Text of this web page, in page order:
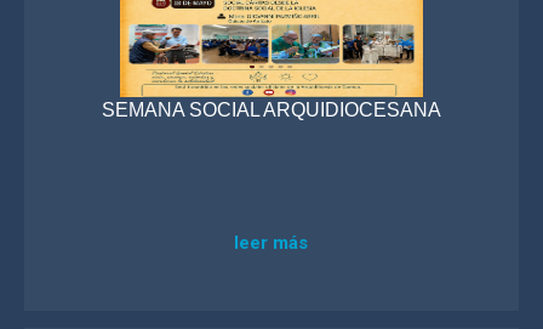
SEMANA SOCIAL ARQUIDIOCESANA
leer más